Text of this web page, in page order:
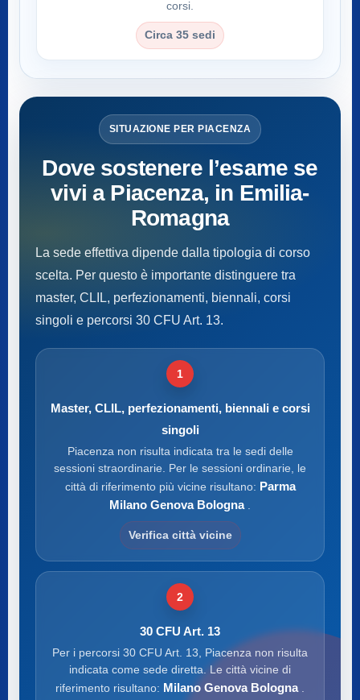
corsi.
Circa 35 sedi
SITUAZIONE PER PIACENZA
Dove sostenere l’esame se
vivi a Piacenza, in Emilia-
Romagna
La sede effettiva dipende dalla tipologia di corso
scelta. Per questo è importante distinguere tra
master, CLIL, perfezionamenti, biennali, corsi
singoli e percorsi 30 CFU Art. 13.
1
Master, CLIL, perfezionamenti, biennali e corsi
singoli
Piacenza non risulta indicata tra le sedi delle
sessioni straordinarie. Per le sessioni ordinarie, le
città di riferimento più vicine risultano: Parma
Milano Genova Bologna
Verifica città vicine
2
30 CFU Art. 13
Per i percorsi 30 CFU Art. 13, Piacenza non risulta
indicata come sede diretta. Le città vicine di
riferimento risultano: Milano Genova Bologna